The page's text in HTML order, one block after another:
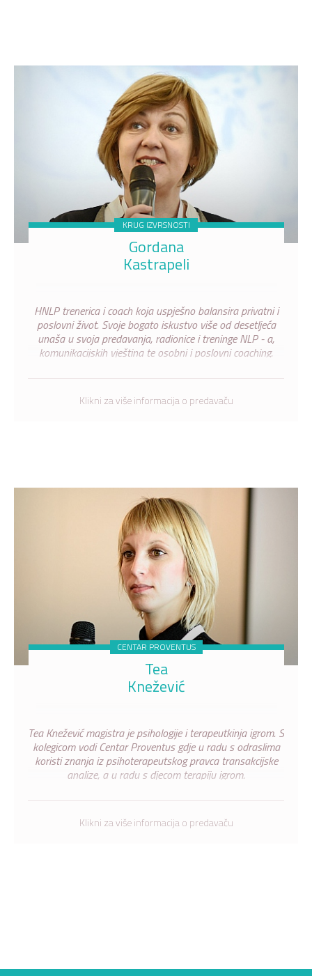
KRUG IZVRSNOSTI
Gordana
Kastrapeli
HNLP trenerica i coach koja uspješno balansira privatni i
poslovni život. Svoje bogato iskustvo više od desetljeća
unaša u svoja predavanja, radionice i treninge NLP - a,
komunikacijskih vještina te osobni i poslovni coaching.
institut iz Beča.
Klikni za više informacija o predavaču
CENTAR PROVENTUS
Tea
Knežević
Tea Knežević magistra je psihologije i terapeutkinja igrom. S
kolegicom vodi Centar Proventus gdje u radu s odraslima
koristi znanja iz psihoterapeutskog pravca transakcijske
analize, a u radu s djecom terapiju igrom.
Klikni za više informacija o predavaču